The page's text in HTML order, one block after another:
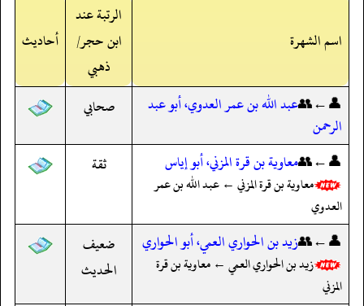
اسم الشهرة
الرتبة عند
ابن حجر/
ذهبي
أحاديث
👤←👥عبد الله بن عمر العدوي، أبو عبد
الرحمن
صحابي
👤←👥معاوية بن قرة المزني، أبو إياس
معاوية بن قرة المزني ← عبد الله بن عمر
العدوي
ثقة
👤←👥زيد بن الحواري العمي، أبو الحواري
زيد بن الحواري العمي ← معاوية بن قرة
المزني
ضعيف
الحديث